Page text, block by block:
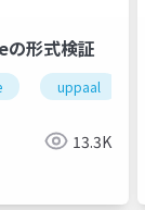
形式検証
uppaal
13.3K